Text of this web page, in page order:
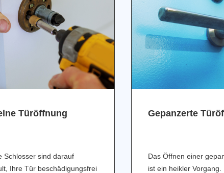
Türöffnung
Schlosser sind darauf
Ihre Tür beschädigungsfrei
Gepanzerte
Das Öffnen einer
ist ein heikler Vorgang.